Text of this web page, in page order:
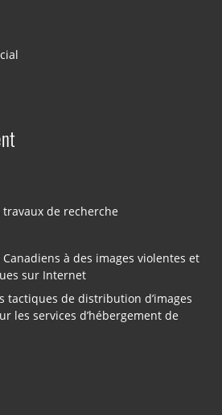
travaux de recherche
Canadiens à des images violentes et
sur Internet
tactiques de distribution d’images
les services d’hébergement de